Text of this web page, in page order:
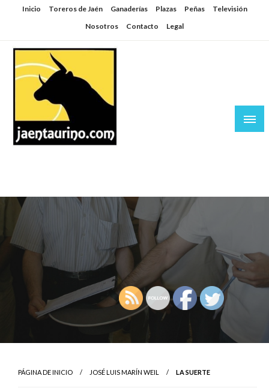
SaltarInicio Toreros de Jaén Ganaderías Plazas Peñas
Televisión
Nosotros
Contacto Legal
PÁGINA DE INICIO JOSÉ LUIS MARÍN WEIL LA SUERTE